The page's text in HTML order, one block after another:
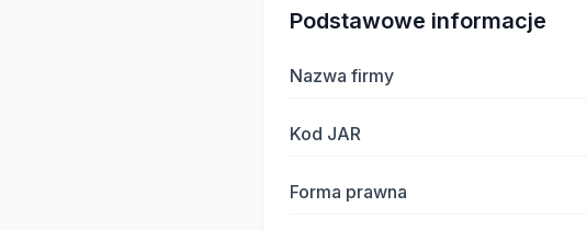
Podstawowe informacje
Nazwa firmy
Kod JAR
Forma prawna